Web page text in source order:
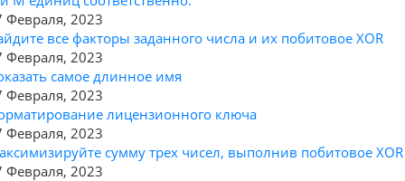
Февраля, 2023
все факторы заданного числа и их побитовое XOR
Февраля, 2023
самое длинное имя
Февраля, 2023
лицензионного ключа
Февраля, 2023
сумму трех чисел, выполнив побитовое XOR
Февраля, 2023